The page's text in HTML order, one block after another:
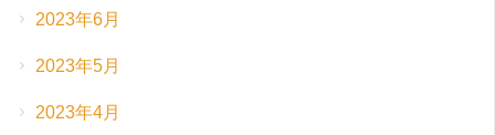
2023年6月
2023年5月
2023年4月